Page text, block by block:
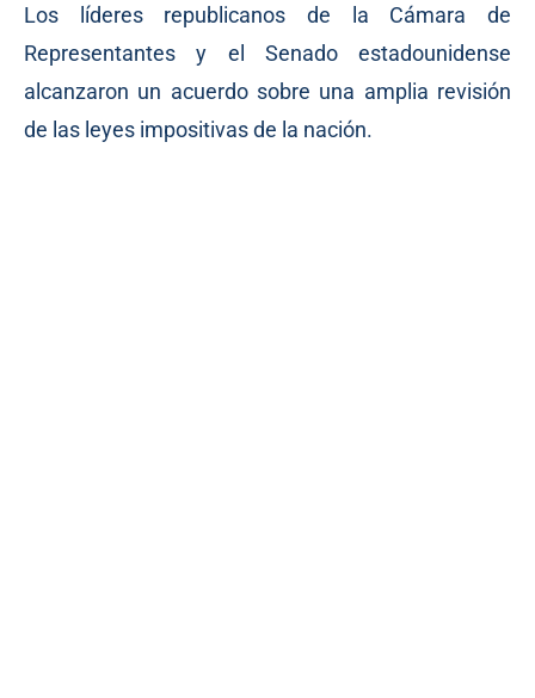
Los líderes republicanos de la Cámara de
Representantes y el Senado estadounidense
alcanzaron un acuerdo sobre una amplia revisión
de las leyes impositivas de la nación.